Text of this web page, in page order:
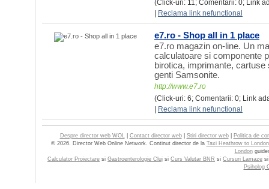
(Click-uri: 11; Comentarii: 0; Link
Reclama link nefunctional
e7.ro - Shop all in 1 place
e7.ro magazin on-line. Un
calculatoare si componente
birotica, imprimante,
genti Samsonite.
http://www.e7.ro
(Click-uri: 6; Comentarii: 0; Link
Reclama link nefunctional
Despre director web WOL| Contact director web| Stiri director web|
Politica de
© 2026. Director Web Online Network. Continut director de la Taxi Heathrow to London
London
Calculator Proiectare si Gastroenterologie Cluj si Curs Valutar BNR si Cursuri Lamaze
Psiholog